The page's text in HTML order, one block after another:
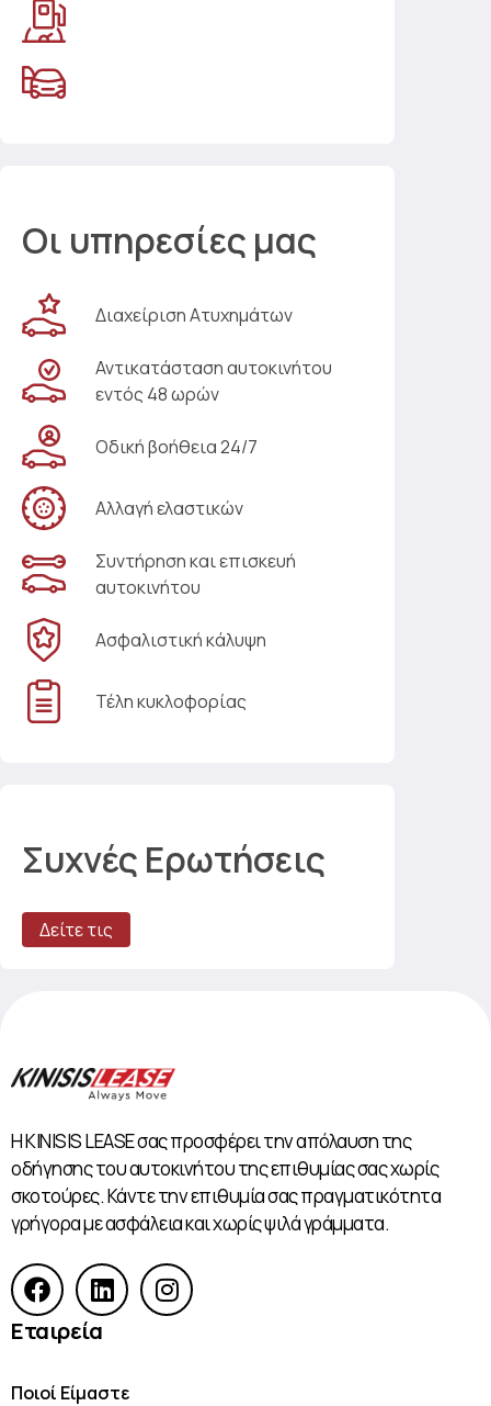
Οι υπηρεσίες μας
Διαχείριση Ατυχημάτων
Αντικατάσταση αυτοκινήτου
εντός 48 ωρών
Οδική βοήθεια 24/7
Αλλαγή ελαστικών
Συντήρηση και επισκευή
αυτοκινήτου
Ασφαλιστική κάλυψη
Τέλη κυκλοφορίας
Συχνές Ερωτήσεις
Δείτε τις
Η KINISIS LEASE σας προσφέρει την απόλαυση της
οδήγησης του αυτοκινήτου της επιθυμίας σας χωρίς
σκοτούρες. Κάντε την επιθυμία σας πραγματικότητα
γρήγορα με ασφάλεια και χωρίς ψιλά γράμματα.
Εταιρεία
Ποιοί Είμαστε